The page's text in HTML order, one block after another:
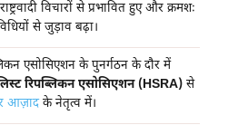
विचारों से प्रभावित हुए और क्रमशः
से जुड़ाव बढ़ा।
एसोसिएशन के पुनर्गठन के दौर में
रिपब्लिकन एसोसिएशन (HSRA) से
आज़ादके नेतृत्व में।